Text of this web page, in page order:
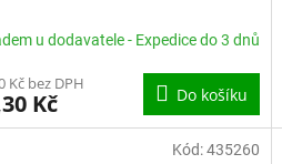
u dodavatele - Expedice do 3 dnů
Kč bez DPH
Kč Do košíku
Kód:435260